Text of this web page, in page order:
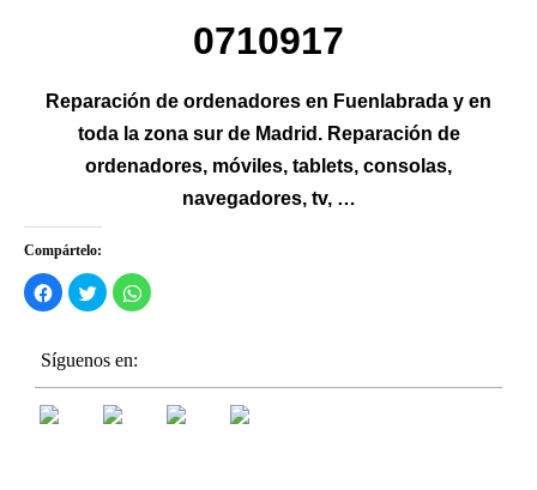
0710917
Reparación de ordenadores en Fuenlabrada y en
toda la zona sur de Madrid. Reparación de
ordenadores, móviles, tablets, consolas,
navegadores, tv, …
Compártelo:
Haz
clic
para
Facebook
(Se
abre
en
una
Haz
clic
para
Twitter
abre
en
una
Haz
clic
abre
Síguenos en: